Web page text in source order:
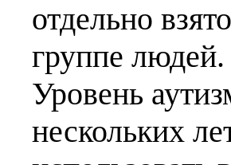
отдельно
группе людей.
Уровень
нескольких